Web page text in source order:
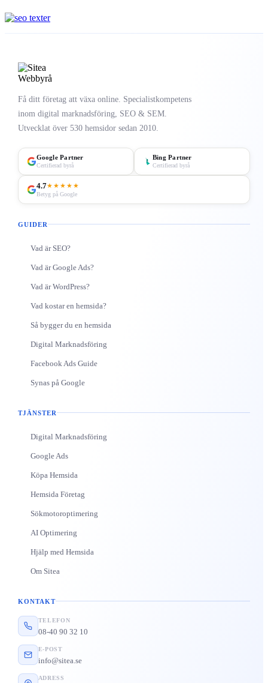
Få ditt företag att växa online. Specialistkompetens
inom digital marknadsföring, SEO & SEM.
Utvecklat över 530 hemsidor sedan 2010.
Google Partner
Certifierad byrå
Bing Partner
Certifierad byrå
4.7★★★★★
Betyg på Google
GUIDER
Vad är SEO?
Vad är Google Ads?
Vad är WordPress?
Vad kostar en hemsida?
Så bygger du en hemsida
Digital Marknadsföring
Facebook Ads Guide
Synas på Google
TJÄNSTER
Digital Marknadsföring
Google Ads
Köpa Hemsida
Hemsida Företag
Sökmotoroptimering
AI Optimering
Hjälp med Hemsida
Om Sitea
KONTAKT
TELEFON
08-40 90 32 10
E-POST
info@sitea.se
ADRESS